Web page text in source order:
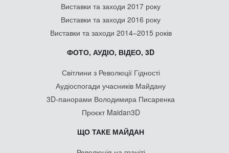
Виставки та заходи 2017 року
Виставки та заходи 2016 року
Виставки та заходи 2014–2015 років
ФОТО, АУДІО, ВІДЕО, 3D
Світлини з Революції Гідності
Аудіоспогади учасників Майдану
3D-панорами Володимира Писаренка
Проєкт Maidan3D
ЩО ТАКЕ МАЙДАН